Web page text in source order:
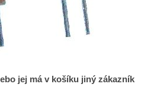
jej má v košíku jiný zákazník